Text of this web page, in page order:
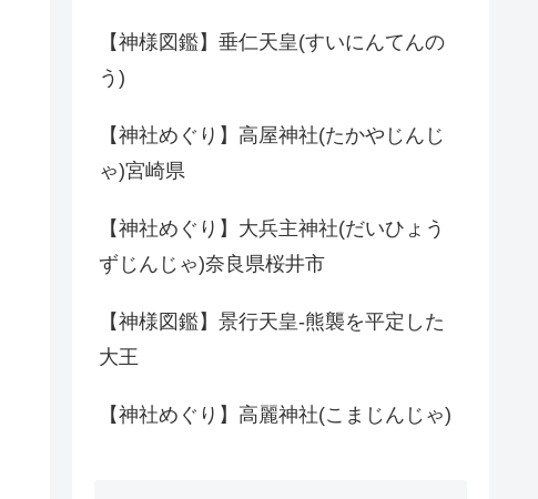
【神様図鑑】垂仁天皇(すいにんてんの
う)
【神社めぐり】高屋神社(たかやじんじ
ゃ)宮崎県
【神社めぐり】大兵主神社(だいひょう
ずじんじゃ)奈良県桜井市
【神様図鑑】景行天皇-熊襲を平定した
大王
【神社めぐり】高麗神社(こまじんじゃ)